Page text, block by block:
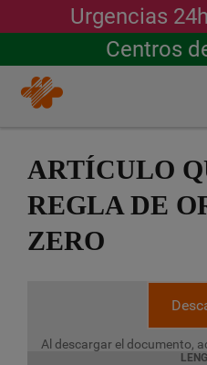
contenido
Urgencias 24h
Centros
ARTÍCULO
REGLA DE
ZERO
Al descargar el documento,